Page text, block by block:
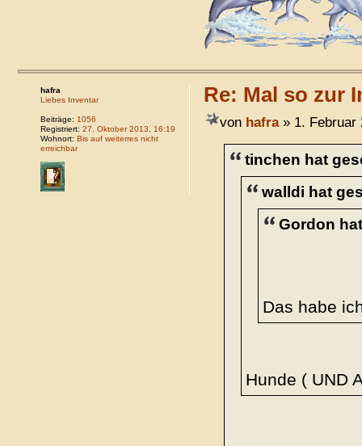
Re: Mal so zur
von hafra» 1. Februar
tinchen hat
walldi hat
Gordon
Das habe
Hunde ( UND
hafra
Liebes Inventar
Beiträge: 1056
Registriert: 27. Oktober 2013, 16:19
Wohnort: Bis auf weiterres nicht
erreichbar